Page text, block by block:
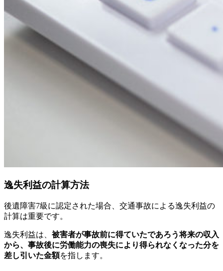
逸失利益の計算方法
後遺障害7級に認定された場合、交通事故による逸失利益の
計算は重要です。
逸失利益は、 被害者が事故前に得ていたであろう将来の収入
から、事故後に労働能力の喪失により得られなくなった分を
差し引いた金額を指します。